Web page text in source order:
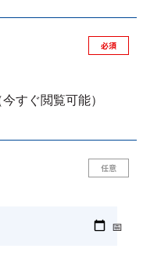
すぐ閲覧可能）